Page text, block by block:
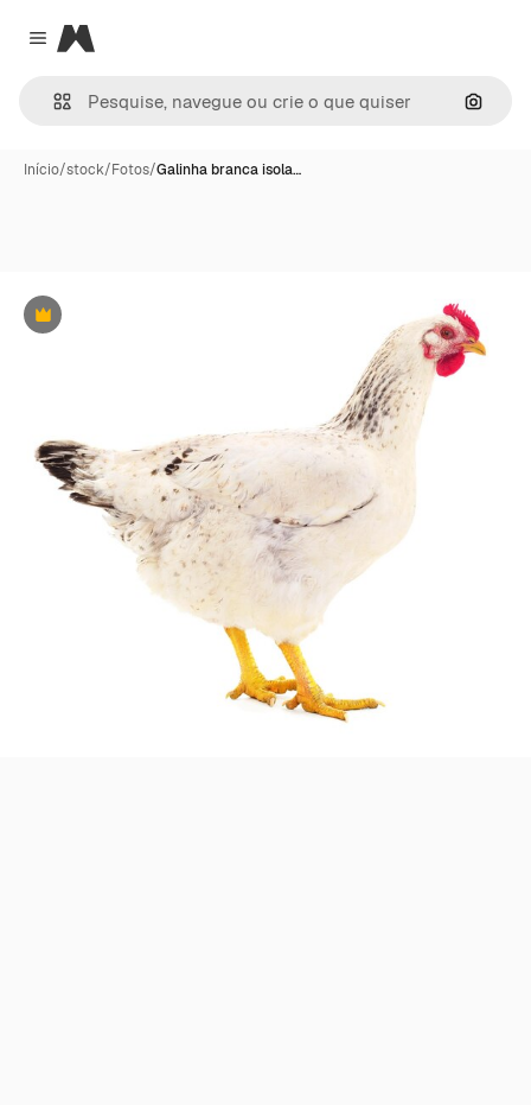
Close menu
Magnific
Início/stock/Fotos/Galinha branca isola…
Premium